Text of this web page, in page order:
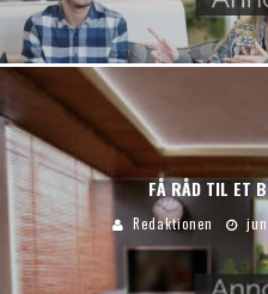
FÅ RÅD TIL ET
Redaktionen